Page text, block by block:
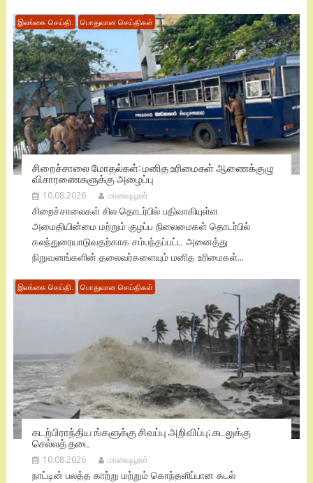
இலங்கை செய்தி. பொதுவான செய்திகள்
சிறைச்சாலை மோதல்கள்: மனித உரிமைகள் ஆணைக்குழு
விசாரணைகளுக்கு அழைப்பு
10.08.2026 மாவையூரன்
சிறைச்சாலைகள் சில தொடர்பில் பதிவாகியுள்ள
அமைதியின்மை மற்றும் குழப்ப நிலைமைகள் தொடர்பில்
கலந்துரையாடுவதற்காக சம்பந்தப்பட்ட அனைத்து
நிறுவனங்களின் தலைவர்களையும் மனித உரிமைகள்...
இலங்கை செய்தி. பொதுவான செய்திகள்
கடற்பிராந்திய ங்களுக்கு சிவப்பு அறிவிப்பு; கடலுக்கு
செல்லத் தடை
10.08.2026 மாவையூரன்
நாட்டின் பலத்த காற்று மற்றும் கொந்தளிப்பான கடல்